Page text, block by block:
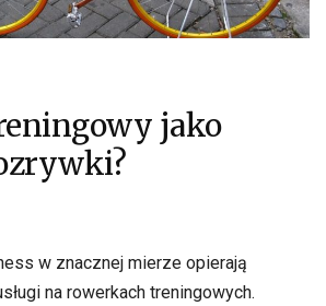
jako
w znacznej mierze opierają
na rowerkach treningowych.